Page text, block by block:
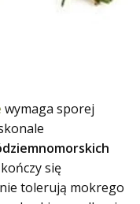
wymaga sporej
się
tolerują mokrego